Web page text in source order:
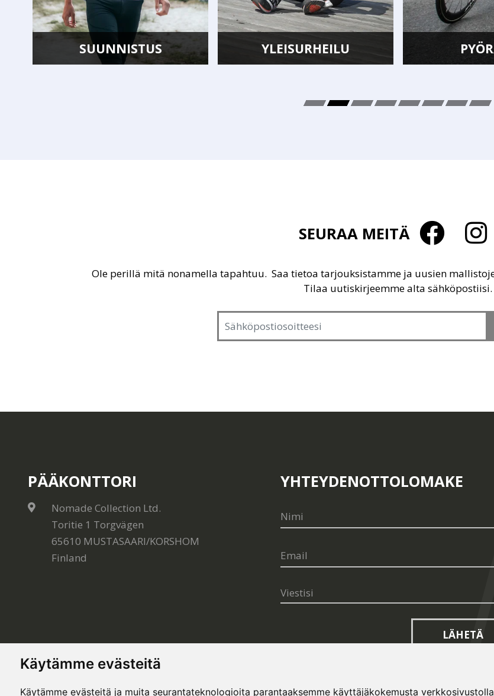
Käytämme evästeitä
Käytämme evästeitä ja muita seurantateknologioita parantaaksemme käyttäjäkokemusta
YLEISURHEILU PYÖRÄILY
SEURAA MEITÄ
Ole perillä mitä nonamella tapahtuu. Saa tietoa tarjouksistamme ja uusien
Tilaa uutiskirjeemme alta sähköpostiisi.
PÄÄKONTTORI
Nomade Collection Ltd.
Toritie 1 Torgvägen
65610 MUSTASAARI/KORSHOM
Finland
YHTEYDENOTTOLOMAKE
LÄHETÄ